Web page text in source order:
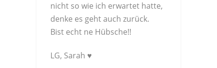
nicht so wie ich erwartet hatte,
denke es geht auch zurück.
Bist echt ne Hübsche!!
LG, Sarah ♥